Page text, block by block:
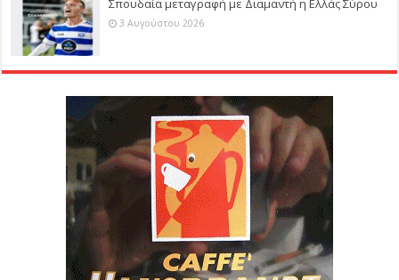
Σπουδαία μεταγραφή με Διαμαντή η Ελλάς Σύρου
3 Αυγούστου 2026